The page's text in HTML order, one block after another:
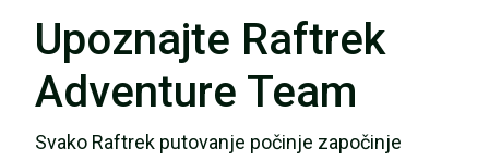
Upoznajte Raftrek
Adventure Team
Svako Raftrek putovanje počinje započinje